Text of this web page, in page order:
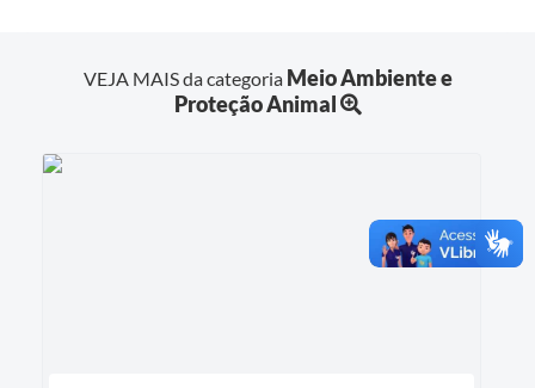
VEJA MAIS da categoria Meio Ambiente e
Proteção Animal